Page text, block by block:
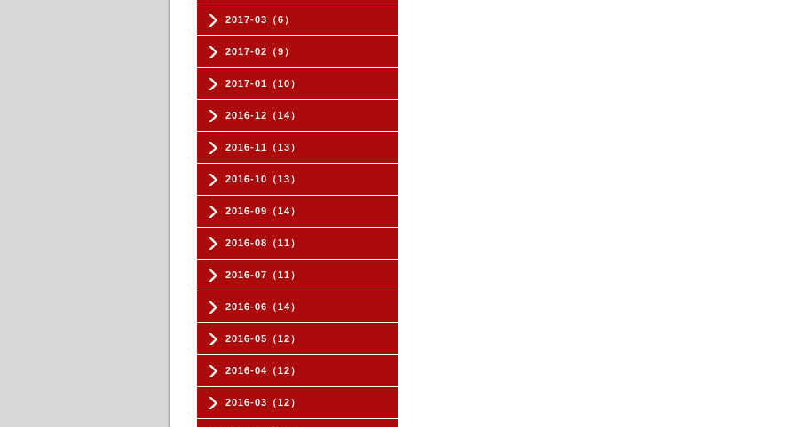
2017-03（6）
2017-02（9）
2017-01（10）
2016-12（14）
2016-11（13）
2016-10（13）
2016-09（14）
2016-08（11）
2016-07（11）
2016-06（14）
2016-05（12）
2016-04（12）
2016-03（12）